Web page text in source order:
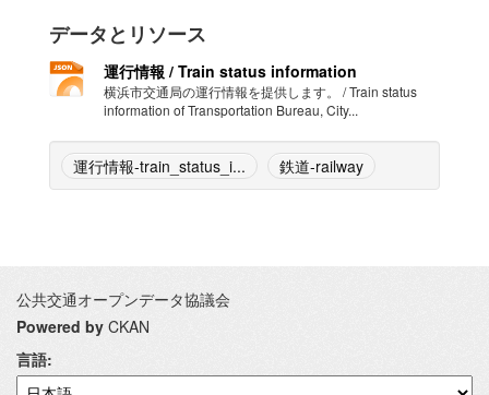
データとリソース
運行情報 / Train status information
横浜市交通局の運行情報を提供します。 / Train status
information of Transportation Bureau, City...
運行情報-train_status_i... 鉄道-railway
公共交通オープンデータ協議会
Powered by CKAN
言語